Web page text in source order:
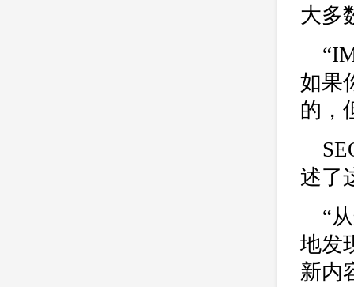
大多
如果
的，
述了
“
地发
新内